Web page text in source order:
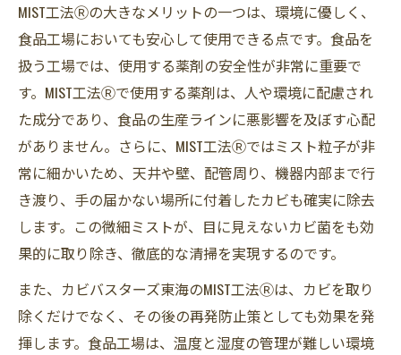
MIST工法Ⓡの大きなメリットの一つは、環境に優しく、
食品工場においても安心して使用できる点です。食品を
扱う工場では、使用する薬剤の安全性が非常に重要で
す。MIST工法Ⓡで使用する薬剤は、人や環境に配慮され
た成分であり、食品の生産ラインに悪影響を及ぼす心配
がありません。さらに、MIST工法Ⓡではミスト粒子が非
常に細かいため、天井や壁、配管周り、機器内部まで行
き渡り、手の届かない場所に付着したカビも確実に除去
します。この微細ミストが、目に見えないカビ菌をも効
果的に取り除き、徹底的な清掃を実現するのです。
また、カビバスターズ東海のMIST工法Ⓡは、カビを取り
除くだけでなく、その後の再発防止策としても効果を発
揮します。食品工場は、温度と湿度の管理が難しい環境